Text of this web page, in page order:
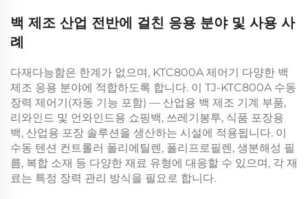
백 제조 산업 전반에 걸친 응용 분야 및 사용 사
례
다재다능함은 한계가 없으며, KTC800A 제어기 다양한 백
제조 응용 분야에 적합하도록 합니다. 이 TJ-KTC800A 수동
장력 제어기(자동 기능 포함) — 산업용 백 제조 기계 부품,
리와인드 및 언와인드용 쇼핑백, 쓰레기봉투, 식품 포장용
백, 산업용 포장 솔루션을 생산하는 시설에 적용됩니다. 이
수동 텐션 컨트롤러 폴리에틸렌, 폴리프로필렌, 생분해성 필
름, 복합 소재 등 다양한 재료 유형에 대응할 수 있으며, 각 재
료는 특정 장력 관리 방식을 필요로 합니다.